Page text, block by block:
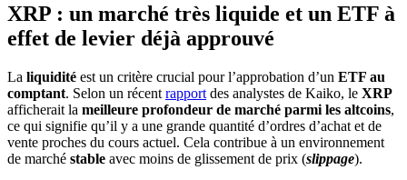
XRP : un marché très liquide et un ETF à
effet de levier déjà approuvé
La liquidité est un critère crucial pour l’approbation d’un ETF au
comptant. Selon un récent rapport des analystes de Kaiko, le XRP
afficherait la meilleure profondeur de marché parmi les altcoins,
ce qui signifie qu’il y a une grande quantité d’ordres d’achat et de
vente proches du cours actuel. Cela contribue à un environnement
de marché stable avec moins de glissement de prix (slippage).